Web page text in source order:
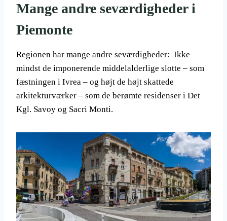
Mange andre seværdigheder i
Piemonte
Regionen har mange andre seværdigheder: Ikke
mindst de imponerende middelalderlige slotte – som
fæstningen i Ivrea – og højt de højt skattede
arkitekturværker – som de berømte residenser i Det
Kgl. Savoy og Sacri Monti.